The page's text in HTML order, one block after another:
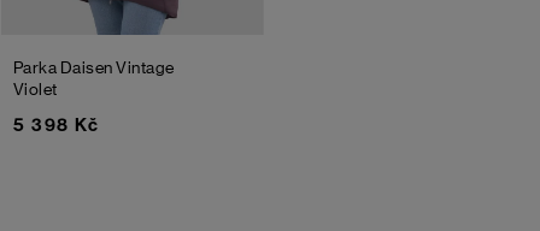
Parka DaisenVintage
Violet
5 398 Kč